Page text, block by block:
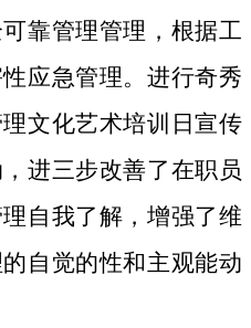
靠管理管理，根据工
应急管理。进行奇秀
文化艺术培训日宣传
进三步改善了在职员
自我了解，增强了维
自觉的性和主观能动